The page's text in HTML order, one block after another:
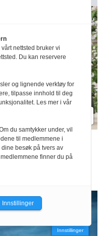
med
Innstillinger
nettsted bruker vi
Du kan reservere
og lignende verktøy for
tilpasse innhold til deg
Les mer i vår
du samtykker under, vil
til medlemmene i
besøk på tvers av
finner du på
Innstillinger